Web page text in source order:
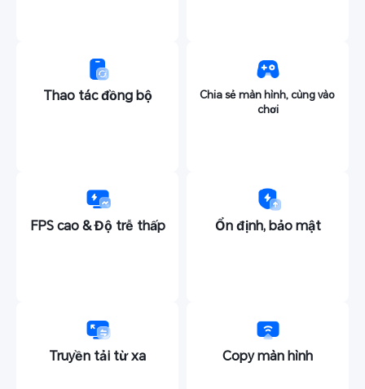
Thao tác đồng bộ
Chia sẻ màn hình, cùng vào
chơi
FPS cao & Độ trễ thấp Ổn định, bảo mật
Truyền tải từ xa Copy màn hình